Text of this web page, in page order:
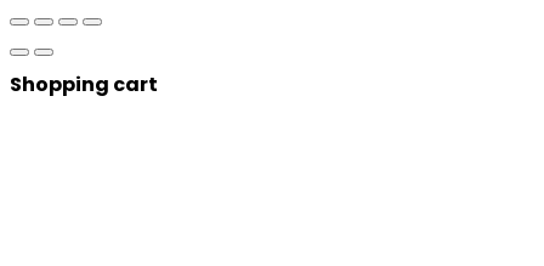
Shopping cart